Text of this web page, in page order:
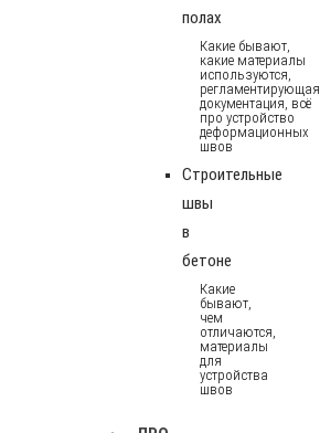
полах
Какие бывают,
какие материалы
используются,
регламентирующая
документация, всё
про устройство
деформационных
швов
Строительные
швы
в
бетоне
Какие
бывают,
чем
отличаются,
материалы
для
устройства
швов